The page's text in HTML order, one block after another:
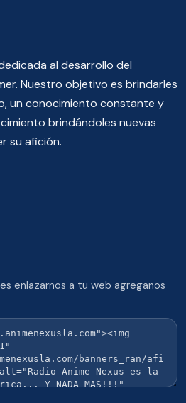
al desarrollo del
Nuestro objetivo es brindarles
un conocimiento constante y
brindándoles nuevas
su afición.
enlazarnos a tu web agreganos